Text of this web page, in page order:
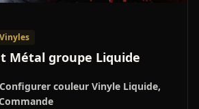
Métal groupe Liquide
couleur Vinyle Liquide,